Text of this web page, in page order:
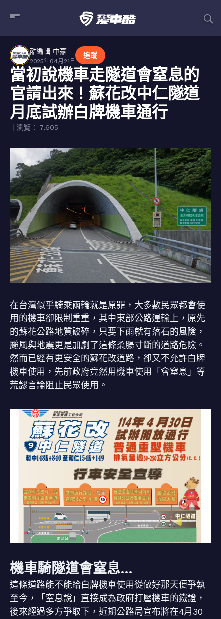
酷編輯 中豪
2025年04月21日
追蹤
當初說機車走隧道會窒息的
官請出來！蘇花改中仁隧道
月底試辦白牌機車通行
｜瀏覽： 7,605
在台灣似乎騎乘兩輪就是原罪，大多數民眾都會使
用的機車卻限制重重，其中東部公路運輸上，原先
的蘇花公路地質破碎，只要下雨就有落石的風險，
颱風與地震更是加劇了這條柔腸寸斷的道路危險。
然而已經有更安全的蘇花改道路，卻又不允許白牌
機車使用，先前政府竟然用機車使用「會窒息」等
荒謬言論阻止民眾使用。
機車騎隧道會窒息…
這條道路能不能給白牌機車使用從做好那天便爭執
至今，「窒息說」直接成為政府打壓機車的鐵證，
後來經過多方爭取下，近期公路局宣布將在4月30